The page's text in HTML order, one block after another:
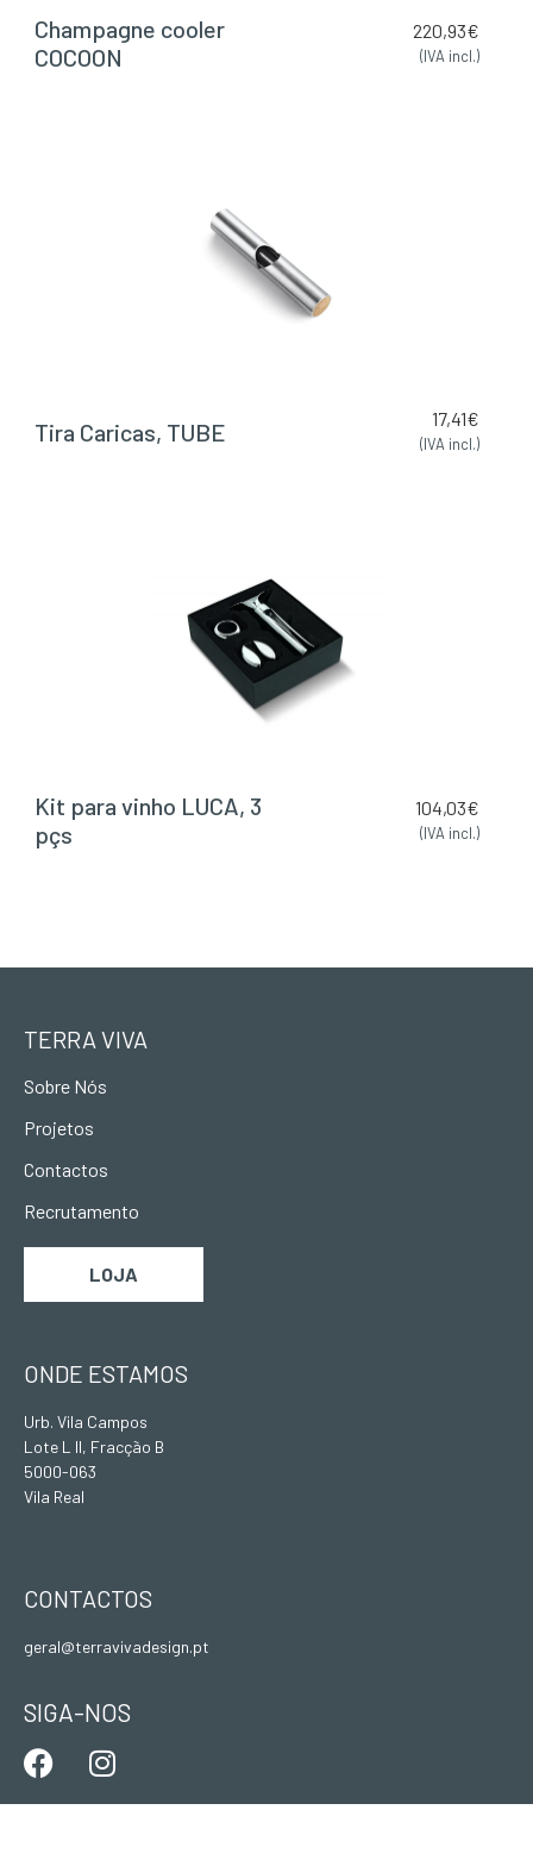
Champagne cooler
COCOON
220,93€
(IVA incl.)
Tira Caricas, TUBE 17,41€
(IVA incl.)
Kit para vinho LUCA, 3
pçs
104,03€
(IVA incl.)
TERRA VIVA
Sobre Nós
Projetos
Contactos
Recrutamento
LOJA
ONDE ESTAMOS
Urb. Vila Campos
Lote L II, Fracção B
5000-063
Vila Real
CONTACTOS
geral@terravivadesign.pt
SIGA-NOS